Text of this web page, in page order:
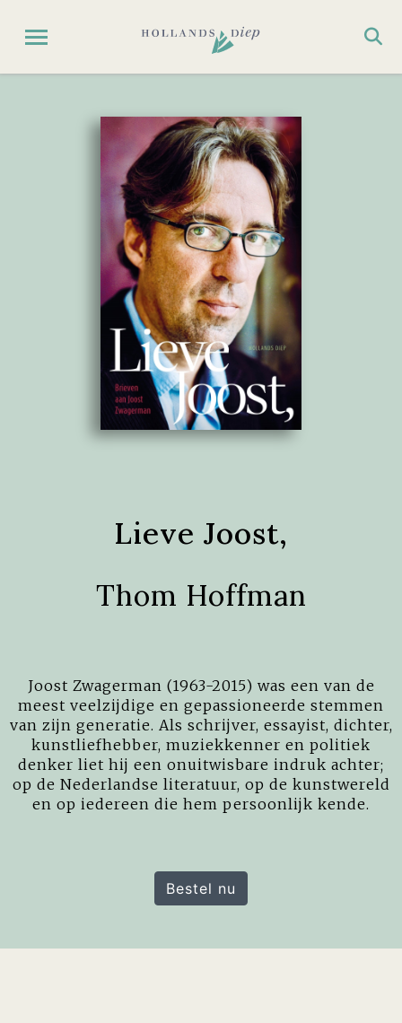
Lieve Joost,
Thom Hoffman
Joost Zwagerman (1963-2015) was een van de
meest veelzijdige en gepassioneerde stemmen
van zijn generatie. Als schrijver, essayist, dichter,
kunstliefhebber, muziekkenner en politiek
denker liet hij een onuitwisbare indruk achter;
op de Nederlandse literatuur, op de kunstwereld
en op iedereen die hem persoonlijk kende.
Bestel nu